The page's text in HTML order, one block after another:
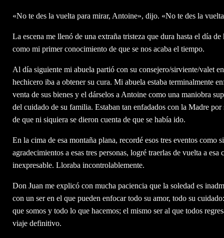
«No te des la vuelta para mirar, Antoine», dijo. «No te des la
La escena me llenó de una extraña tristeza que dura hasta el día
como mi primer conocimiento de que se nos acaba el tiempo.
Al día siguiente mi abuela partió con su consejero/sirviente/valet
hechicero iba a obtener su cura. Mi abuela estaba terminalmente
venta de sus bienes y el dárselos a Antoine como una maniobra
del cuidado de su familia. Estaban tan enfadados con la Madre
de que ni siquiera se dieron cuenta de que se había ido.
En la cima de esa montaña plana, recordé esos tres eventos
agradecimientos a esas tres personas, logré traerlas de vuelta a
inexpresable. Lloraba incontrolablemente.
Don Juan me explicó con mucha paciencia que la soledad es
con un ser en el que pueden enfocar todo su amor, todo su
que somos y todo lo que hacemos; el mismo ser al que todos
viaje definitivo.